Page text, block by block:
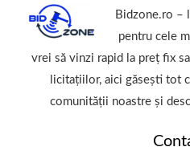
Bidzone.ro –
pentru cele
vrei să vinzi rapid la preț fix
licitațiilor, aici găsești tot
comunității noastre și